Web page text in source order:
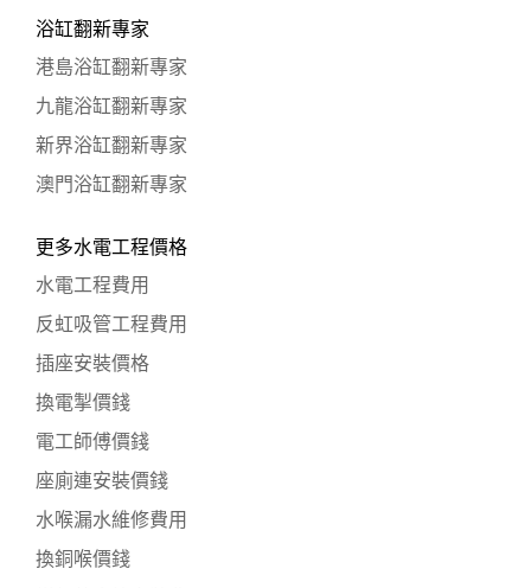
浴缸翻新專家
港島浴缸翻新專家
九龍浴缸翻新專家
新界浴缸翻新專家
澳門浴缸翻新專家
更多水電工程價格
水電工程費用
反虹吸管工程費用
插座安裝價格
換電掣價錢
電工師傅價錢
座廁連安裝價錢
水喉漏水維修費用
換銅喉價錢